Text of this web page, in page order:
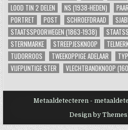
LOOD TIN 2 DELEN
NS (1938-HEDEN)
PORTRET
POST SCHROEFDRAAD
STAATSSPOORWEGEN (1863-1938)
STERNMARKE
STREEPJESKNOOP
TUDORROOS
TWEEKOPPIGE ADELAAR
VIJFPUNTIGE STER
VLECHTBANDKNOOP
Metaaldetecteren -
Design by